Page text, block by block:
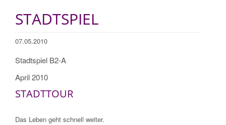
STADTSPIEL
07.05.2010
Stadtspiel B2-A
April 2010
STADTTOUR
Das Leben geht schnell weiter.